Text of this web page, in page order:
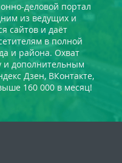
деловой портал
из ведущих и
сайтов и даёт
в полной
и района. Охват
и дополнительным
Дзен, ВКонтакте,
160 000 в месяц!